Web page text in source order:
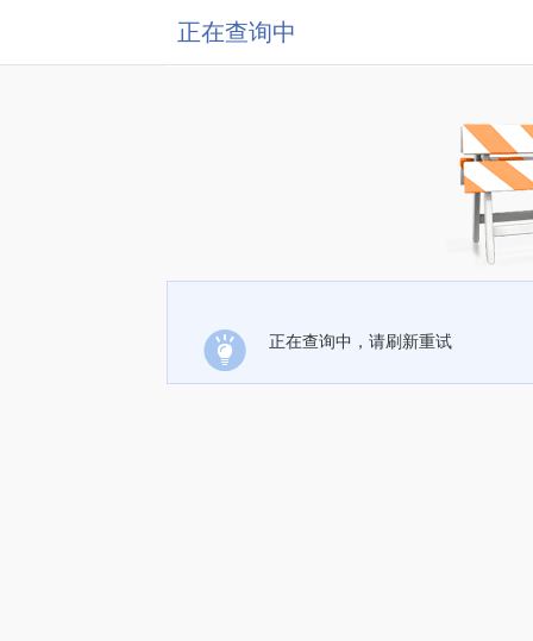
正在查询中
正在查询中，请刷新重试